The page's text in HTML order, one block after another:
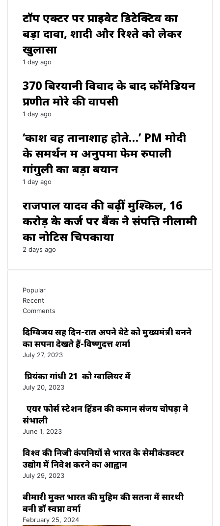
टॉप एक्टर पर प्राइवेट डिटेक्टिव का
बड़ा दावा, शादी और रिश्ते को लेकर
खुलासा
1 day ago
₹370 बिरयानी विवाद के बाद कॉमेडियन
प्रणीत मोरे की वापसी
1 day ago
‘काश वह तानाशाह होते…’ PM मोदी
के समर्थन में अनुपमा फेम रुपाली
गांगुली का बड़ा बयान
1 day ago
राजपाल यादव की बढ़ीं मुश्किलें, ₹16
करोड़ के कर्ज पर बैंक ने संपत्ति नीलामी
का नोटिस चिपकाया
2 days ago
Popular
Recent
Comments
दिग्विजय सिंह दिन-रात अपने बेटे को मुख्यमंत्री बनने
का सपना देखते हैं-विष्णुदत्त शर्मा
July 27, 2023
प्रियंका गांधी 21 को ग्वालियर में
July 20, 2023
एयर फोर्स स्टेशन हिंडन की कमान संजय चोपड़ा ने
संभाली
June 1, 2023
विश्‍व की निजी कंपनियों से भारत के सेमीकंडक्टर
उद्योग में निवेश करने का आह्वान
July 29, 2023
बीमारी मुक्त भारत की मुहिम की सतना में सारथी
बनी डाॅ स्वप्ना वर्मा
February 25, 2024